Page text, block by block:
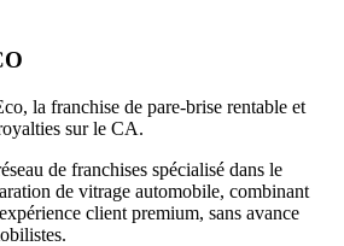
la franchise de pare-brise rentable et
sur le CA.
de franchises spécialisé dans le
de vitrage automobile, combinant
client premium, sans avance